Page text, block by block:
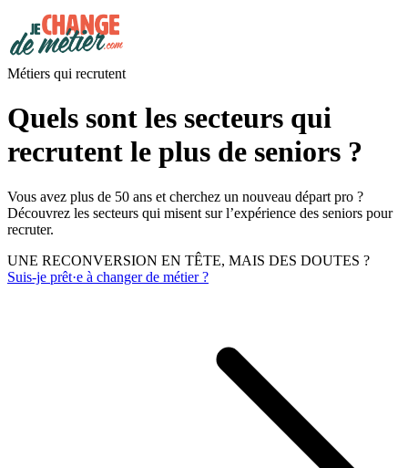
Métiers qui recrutent
Quels sont les secteurs qui
recrutent le plus de seniors ?
Vous avez plus de 50 ans et cherchez un nouveau départ pro ?
Découvrez les secteurs qui misent sur l’expérience des seniors pour
recruter.
UNE RECONVERSION EN TÊTE, MAIS DES DOUTES ?
Suis-je prêt·e à changer de métier ?